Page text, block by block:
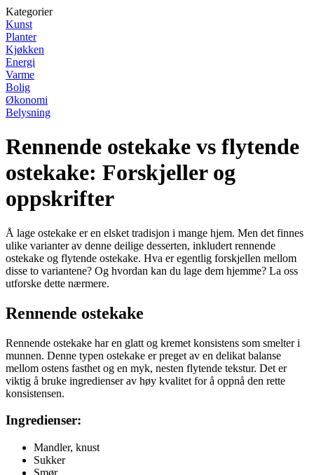
Kategorier
Kunst
Planter
Kjøkken
Energi
Varme
Bolig
Økonomi
Belysning
Rennende ostekake vs flytende
ostekake: Forskjeller og
oppskrifter
Å lage ostekake er en elsket tradisjon i mange hjem. Men det finnes
ulike varianter av denne deilige desserten, inkludert rennende
ostekake og flytende ostekake. Hva er egentlig forskjellen mellom
disse to variantene? Og hvordan kan du lage dem hjemme? La oss
utforske dette nærmere.
Rennende ostekake
Rennende ostekake har en glatt og kremet konsistens som smelter i
munnen. Denne typen ostekake er preget av en delikat balanse
mellom ostens fasthet og en myk, nesten flytende tekstur. Det er
viktig å bruke ingredienser av høy kvalitet for å oppnå den rette
konsistensen.
Ingredienser:
Mandler, knust
Sukker